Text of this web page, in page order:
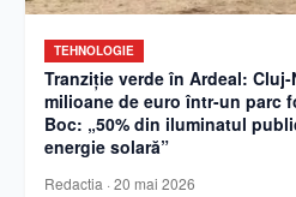
TEHNOLOGIE
Tranziție verde în Ardeal:
milioane de euro într-un parc
Boc: „50% din iluminatul
energie solară”
Redactia · 20 mai 2026